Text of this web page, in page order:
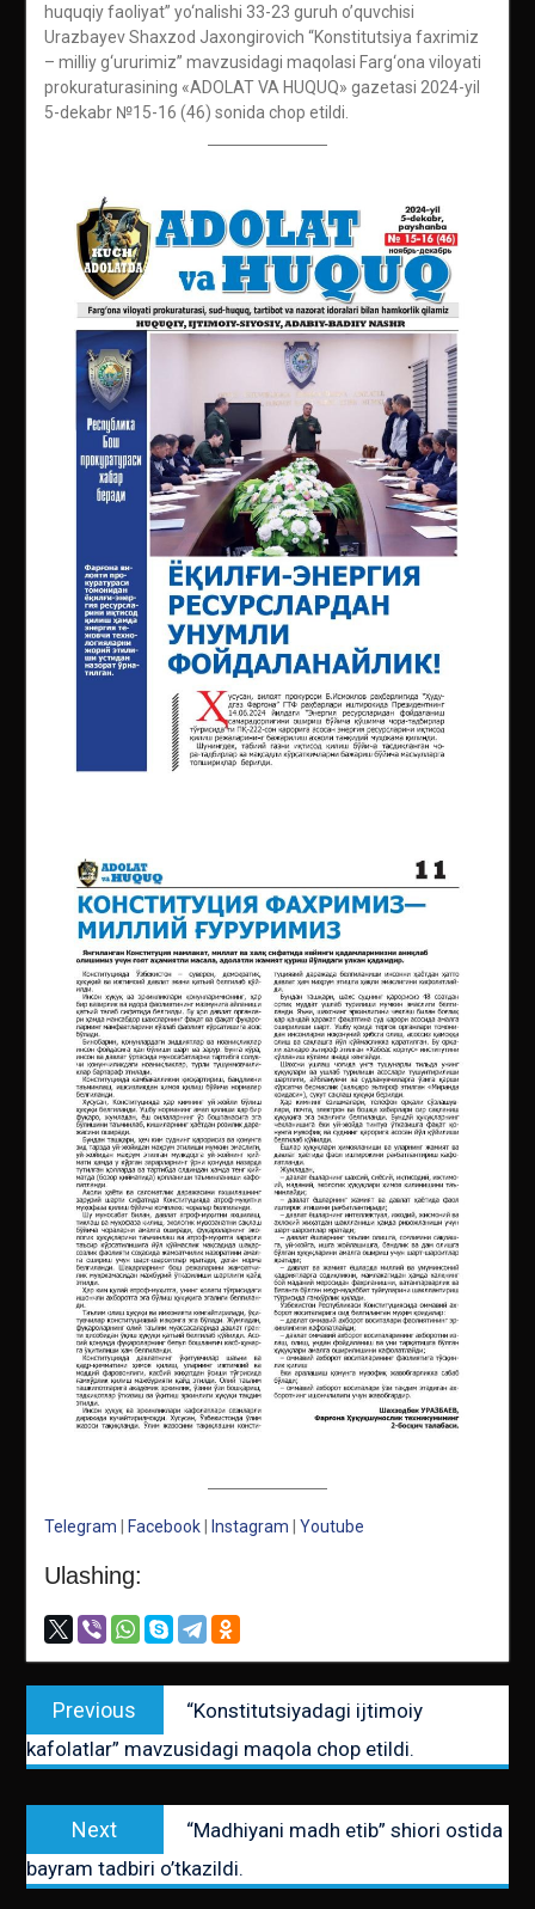
huquqiy faoliyat” yo‘nalishi 33-23 guruh o’quvchisi
Urazbayev Shaxzod Jaxongirovich “Konstitutsiya faxrimiz
– milliy g‘ururimiz” mavzusidagi maqolasi Farg‘ona viloyati
prokuraturasining «ADOLAT VA HUQUQ» gazetasi 2024-yil
5-dekabr №15-16 (46) sonida chop etildi.
Telegram Facebook| Instagram Youtube
Ulashing:
Post
menyusi
Previous
Previous
post:
“Konstitutsiyadagi ijtimoiy
kafolatlar” mavzusidagi maqola chop etildi.
Next
Next
post:
“Madhiyani madh etib” shiori ostida
bayram tadbiri o’tkazildi.